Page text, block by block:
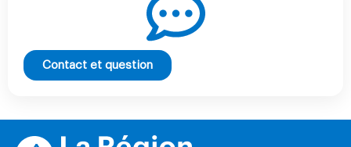
Contact et question